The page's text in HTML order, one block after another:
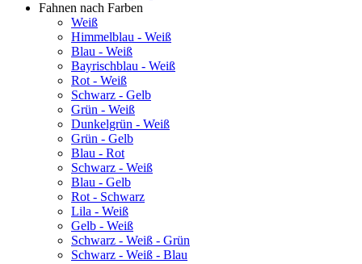
Fahnen nach Farben
Weiß
Himmelblau - Weiß
Blau - Weiß
Bayrischblau - Weiß
Rot - Weiß
Schwarz - Gelb
Grün - Weiß
Dunkelgrün - Weiß
Grün - Gelb
Blau - Rot
Schwarz - Weiß
Blau - Gelb
Rot - Schwarz
Lila - Weiß
Gelb - Weiß
Schwarz - Weiß - Grün
Schwarz - Weiß - Blau